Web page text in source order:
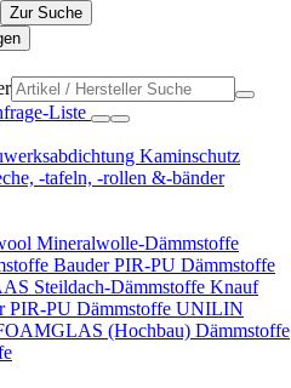
Zur Suche
Liste
Kaminschutz
-tafeln, -rollen &-bänder
Mineralwolle-Dämmstoffe
Bauder PIR-PU Dämmstoffe
Steildach-Dämmstoffe Knauf
PIR-PU Dämmstoffe UNILIN
(Hochbau) Dämmstoffe